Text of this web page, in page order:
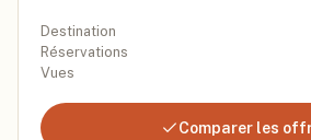
Destination
Réservations
Vues
Comparer les